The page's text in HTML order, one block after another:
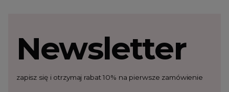
Newsletter
zapisz się i otrzymaj rabat 10% na pierwsze zamówienie